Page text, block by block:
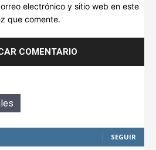
electrónico y sitio web en este
que comente.
SEGUIR